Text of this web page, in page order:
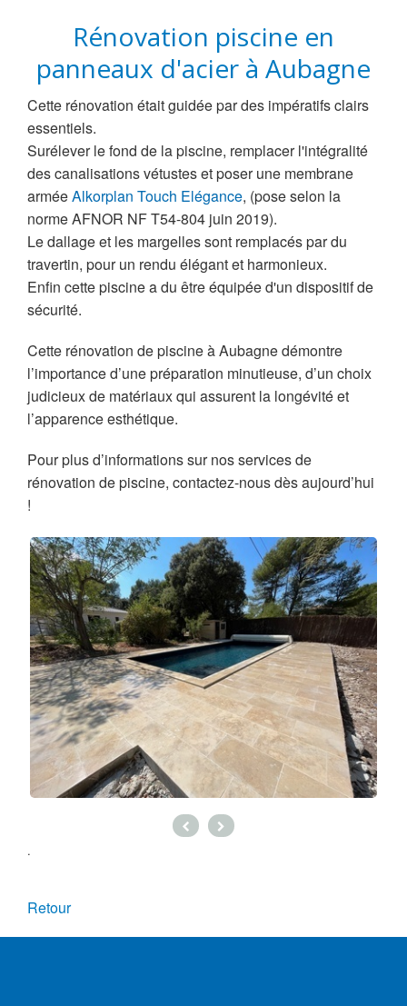
Rénovation piscine en
panneaux d'acier à Aubagne
Cette rénovation était guidée par des impératifs clairs
essentiels.
Surélever le fond de la piscine, remplacer l'intégralité
des canalisations vétustes et poser une membrane
arméeAlkorplan Touch Elégance, (pose selon la
norme AFNOR NF T54-804 juin 2019).
Le dallage et les margelles sont remplacés par du
travertin, pour un rendu élégant et harmonieux.
Enfin cette piscine a du être équipée d'un dispositif de
sécurité.
Cette rénovation de piscine à Aubagne démontre
l’importance d’une préparation minutieuse, d’un choix
judicieux de matériaux qui assurent la longévité et
l’apparence esthétique.
Pour plus d’informations sur nos services de
rénovation de piscine, contactez-nous dès aujourd’hui
!
.
Retour